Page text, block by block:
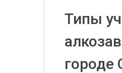
Типы
городе